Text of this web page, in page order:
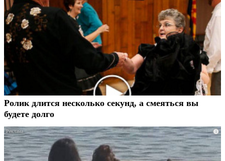
Ролик длится несколько секунд, а смеяться вы
будете долго
i